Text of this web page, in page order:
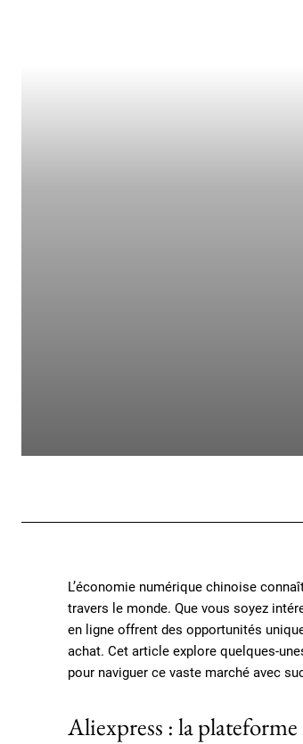
L’économie numérique chinoise
travers le monde. Que vous soyez
en ligne offrent des opportunités
achat. Cet article explore quelques-
pour naviguer ce vaste marché avec
Aliexpress : la